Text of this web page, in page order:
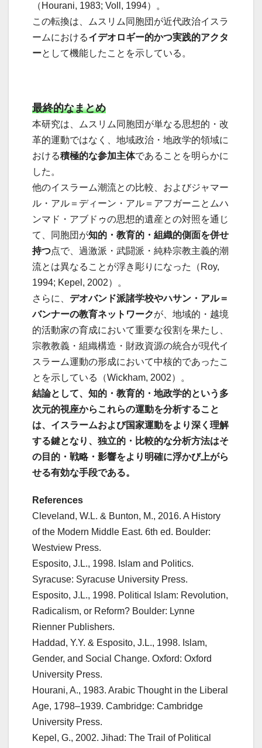
（Hourani, 1983; Voll, 1994）。
この転換は、ムスリム同胞団が近代政治イスラ
ームにおけるイデオロギー的かつ実践的アクタ
ーとして機能したことを示している。
最終的なまとめ
本研究は、ムスリム同胞団が単なる思想的・改
革的運動ではなく、地域政治・地政学的領域に
おける積極的な参加主体であることを明らかに
した。
他のイスラーム潮流との比較、およびジャマー
ル・アル＝ディーン・アル＝アフガーニとムハ
ンマド・アブドゥの思想的遺産との対照を通じ
て、同胞団が知的・教育的・組織的側面を併せ
持つ点で、過激派・武闘派・純粋宗教主義的潮
流とは異なることが浮き彫りになった（Roy,
1994; Kepel, 2002）。
さらに、 デオバンド派諸学校やハサン・アル＝
バンナーの教育ネットワークが、地域的・越境
的活動家の育成において重要な役割を果たし、
宗教教義・組織構造・財政資源の統合が現代イ
スラーム運動の形成において中核的であったこ
とを示している（Wickham, 2002）。
結論として、知的・教育的・地政学的という多
次元的視座からこれらの運動を分析すること
は、イスラームおよび国家運動をより深く理解
する鍵となり、独立的・比較的な分析方法はそ
の目的・戦略・影響をより明確に浮かび上がら
せる有効な手段である。
References
Cleveland, W.L. & Bunton, M., 2016. A History
of the Modern Middle East. 6th ed. Boulder:
Westview Press.
Esposito, J.L., 1998. Islam and Politics.
Syracuse: Syracuse University Press.
Esposito, J.L., 1998. Political Islam: Revolution,
Radicalism, or Reform? Boulder: Lynne
Rienner Publishers.
Haddad, Y.Y. & Esposito, J.L., 1998. Islam,
Gender, and Social Change. Oxford: Oxford
University Press.
Hourani, A., 1983. Arabic Thought in the Liberal
Age, 1798–1939. Cambridge: Cambridge
University Press.
Kepel, G., 2002. Jihad: The Trail of Political